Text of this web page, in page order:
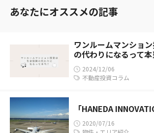
あなたにオススメの記事
ワンルームマンショ
の代わりになるって本
2024/12/06
不動産投資コラム
「HANEDA
2020/07/16